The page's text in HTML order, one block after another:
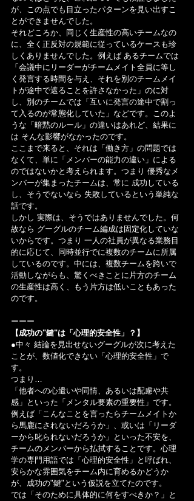
が、この点でも目立ったパターンを見い出すこ
とができませんでした。
それどころか、同じく生産性の高いチームなの
に、全く正反対の規範に従っているケースも珍
しくありませんでした。例えば あるチームでは
「会議中にリーダーがチームメイト全員に等し
く発言する時間を与え、それを別のチームメイ
トが途中で遮ることを許さなかった」のに対
し、別のチームでは「互いに発言の途中で割っ
て入るのが常態化していた」などです。このよ
うな「暗黙のルール」の違いはあれど、結果に
は そんな影響がなかったのです。
ここまで来ると、それは「働き方」の問題では
なくて、単に「メンバーの能力の違い」による
のではないかと考えられます。つまり 優秀なメ
ンバーが集まったチームは、常に 成功している
し、そうでないなら 失敗しているという単純な
話です。
しかし 実際は、そうではありませんでした。何
故なら グーグルのチーム編成は固定化していな
いからです。つまり 一人の社員が異なる業務目
的に応じて、同時並行でに複数のチームに所属
しているのです。中には、複数チームを跨いで
活動しながらも、驚くべきことに片方のチーム
の生産性は高く、もう片方は低いこともあった
のです。
ーーー
【成功の"鍵"は「心理的安全性」？】
●中々 結論を見出せないグーグルが次に考えた
ことが、数値化できない「心理的安全性」で
す。
つまり…
「他者への心遣いや同情、あるいは配慮や共
感」といった「メンタル要素の重要性」です。
例えば「こんなことを言ったらチームメイトか
ら馬鹿にされないだろうか」、或いは「リーダ
ーから叱られないだろうか」といった不安を、
チームのメンバーから払拭することです。心理
学の専門用語では「心理的安全性」と呼ばれ、
安らかな雰囲気をチーム内に育めるかどうか
が、成功の"鍵"という仮説を立てたのです。
では「そのために具体的に何をすべきか？」と